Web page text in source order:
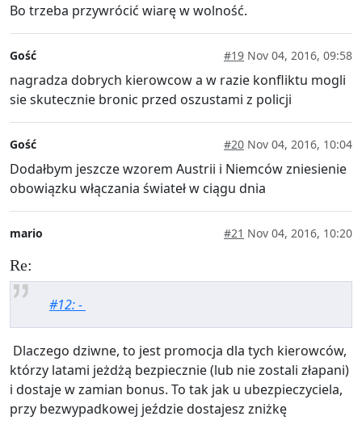
Bo trzeba przywrócić wiarę w wolność.
Gość #19 Nov 04, 2016, 09:58
nagradza dobrych kierowcow a w razie konfliktu mogli
sie skutecznie bronic przed oszustami z policji
Gość #20 Nov 04, 2016, 10:04
Dodałbym jeszcze wzorem Austrii i Niemców zniesienie
obowiązku włączania świateł w ciągu dnia
mario #21 Nov 04, 2016, 10:20
Re:
#12: -
Dlaczego dziwne, to jest promocja dla tych kierowców,
którzy latami jeżdżą bezpiecznie (lub nie zostali złapani)
i dostaje w zamian bonus. To tak jak u ubezpieczyciela,
przy bezwypadkowej jeździe dostajesz zniżkę